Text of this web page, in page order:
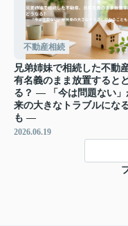
不動産相続
兄弟姉妹で相続した不動
有名義のまま放置すると
る？ ― 「今は問題ない」
来の大きなトラブルにな
も ―
2026.06.19